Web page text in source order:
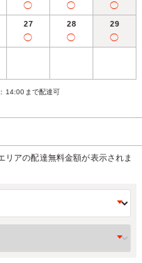
◯ ◯ ◯
27
◯
28
◯
29
◯
：14:00まで配達可
アの配達無料金額が表示されま